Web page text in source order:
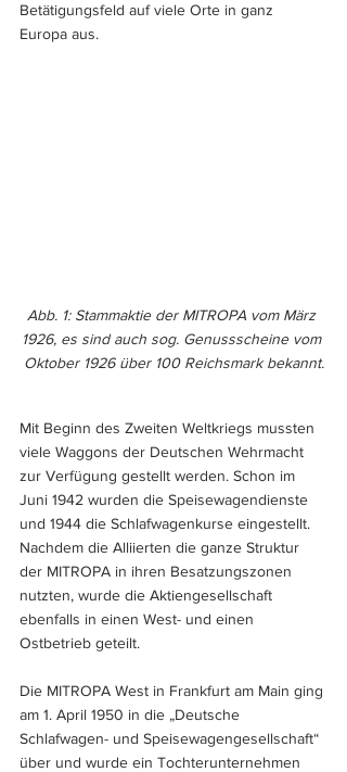
Betätigungsfeld auf viele Orte in ganz
Europa aus.
Abb. 1: Stammaktie der MITROPA vom März
1926, es sind auch sog. Genussscheine vom
Oktober 1926 über 100 Reichsmark bekannt.
Mit Beginn des Zweiten Weltkriegs mussten
viele Waggons der Deutschen Wehrmacht
zur Verfügung gestellt werden. Schon im
Juni 1942 wurden die Speisewagendienste
und 1944 die Schlafwagenkurse eingestellt.
Nachdem die Alliierten die ganze Struktur
der MITROPA in ihren Besatzungszonen
nutzten, wurde die Aktiengesellschaft
ebenfalls in einen West- und einen
Ostbetrieb geteilt.
Die MITROPA West in Frankfurt am Main ging
am 1. April 1950 in die „Deutsche
Schlafwagen- und Speisewagengesellschaft“
über und wurde ein Tochterunternehmen